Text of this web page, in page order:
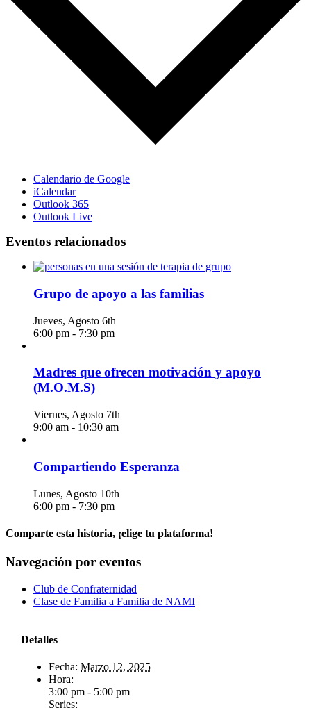
Calendario de Google
iCalendar
Outlook 365
Outlook Live
Eventos relacionados
Grupo de apoyo a las familias
Jueves, Agosto 6th
6:00 pm - 7:30 pm
Madres que ofrecen motivación y apoyo
(M.O.M.S)
Viernes, Agosto 7th
9:00 am - 10:30 am
Compartiendo Esperanza
Lunes, Agosto 10th
6:00 pm - 7:30 pm
Comparte esta historia, ¡elige tu plataforma!
Facebook
X
Reddit
LinkedIn
WhatsApp
Telegrama
Tumblr
Pinterest
Vk
Xing
Correo
electrónico
Navegación por eventos
Club de Confraternidad
Clase de Familia a Familia de NAMI
Detalles
Fecha: Marzo 12, 2025
Hora:
3:00 pm - 5:00 pm
Series: